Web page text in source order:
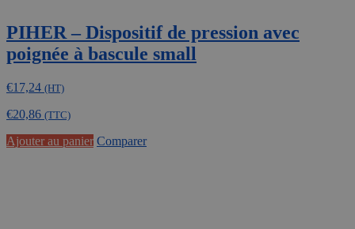
PIHER – Dispositif de pression avec
poignée à bascule small
€17,24 (HT)
€20,86 (TTC)
Ajouter au panier Comparer